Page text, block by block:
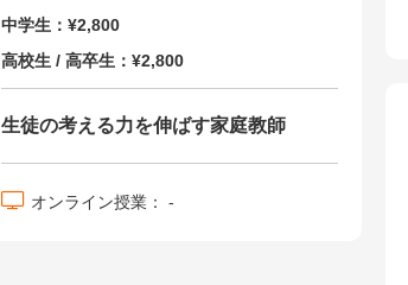
中学生：¥2,800
高校生 / 高卒生：¥2,800
生徒の考える力を伸ばす家庭教師
オンライン授業： -